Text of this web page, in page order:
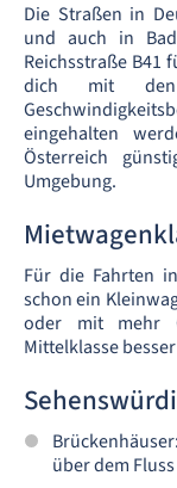
Die Straßen in
und auch in
Reichsstraße
dich mit den
eingehalten
Österreich
Umgebung.
Für die Fahrten
schon ein
oder mit mehr
Mittelklasse
über dem